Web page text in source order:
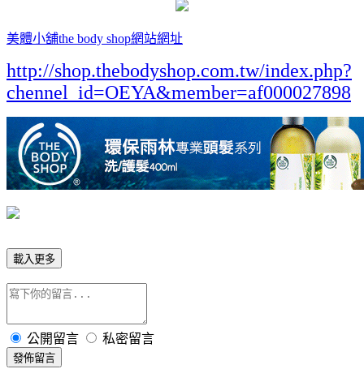
美體小舖the body shop網站網址
http://shop.thebodyshop.com.tw/index.php?
chennel_id=OEYA&member=af000027898
載入更多
公開留言 私密留言
發佈留言